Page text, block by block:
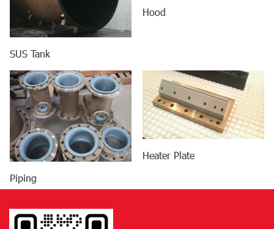
SUS Tank
Hood
Piping
Heater Plate